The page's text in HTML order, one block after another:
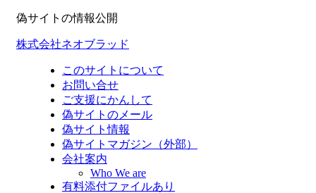
偽サイトの情報公開
株式会社ネオブラッド
このサイトについて
お問い合せ
ご支援にかんして
偽サイトのメール
偽サイト情報
偽サイトマガジン（外部）
会社案内
Who We are
有料添付ファイルあり